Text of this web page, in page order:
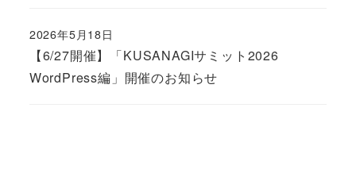
【6/27開催】「KUSANAGIサミット2026
WordPress編」開催のお知らせ
Published
2026年5月18日